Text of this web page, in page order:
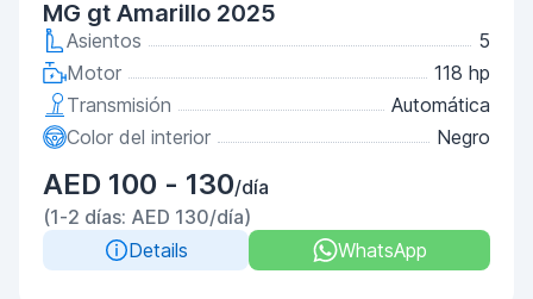
MG gt Amarillo 2025
Asientos
5
Motor
118 hp
Transmisión
Automática
Color del interior
Negro
AED 100 - 130/día
(1-2 días: AED 130/día)
Details
WhatsApp